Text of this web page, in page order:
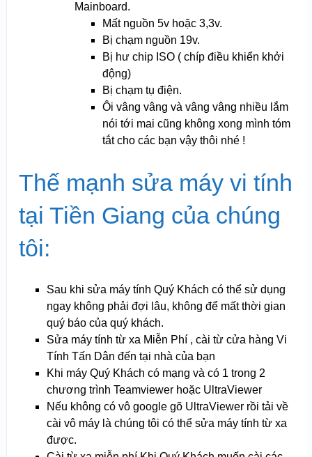
Mainboard.
Mất nguồn 5v hoặc 3,3v.
Bị chạm nguồn 19v.
Bị hư chip ISO ( chíp điều khiển khởi
động)
Bị chạm tụ điện.
Ôi vâng vâng và vâng vâng nhiều lắm
nói tới mai cũng không xong mình tóm
tắt cho các bạn vậy thôi nhé !
Thế mạnh sửa máy vi tính
tại Tiền Giang của chúng
tôi:
Sau khi sửa máy tính Quý Khách có thể sử dụng
ngay không phải đợi lâu, không để mất thời gian
quý báo của quý khách.
Sửa máy tính từ xa Miễn Phí , cài từ cửa hàng Vi
Tính Tấn Dân đến tại nhà của bạn
Khi máy Quý Khách có mạng và có 1 trong 2
chương trình Teamviewer hoặc UltraViewer
Nếu không có vô google gõ UltraViewer rồi tải về
cài vô máy là chúng tôi có thể sửa máy tính từ xa
được.